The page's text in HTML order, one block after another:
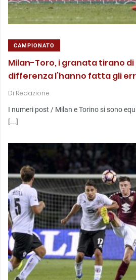
CAMPIONATO
Milan-Toro, i granata tirano di
differenza l’hanno fatta gli
Di Redazione
I numeri post / Milan e Torino si sono
[...]